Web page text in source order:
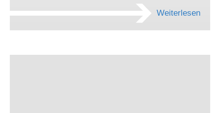
Weiterlesen